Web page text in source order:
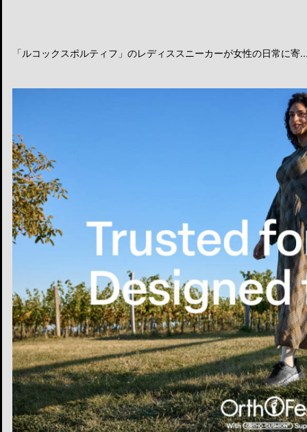
「ルコックスポルティフ」のレディススニーカーが女性の日常に寄